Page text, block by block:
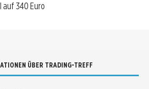
auf 340 Euro
ÜBER TRADING-TREFF